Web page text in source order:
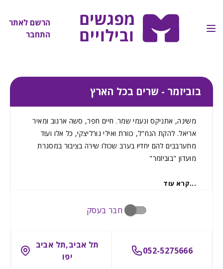
הרשם לאתר
התחבר
בוביזמר - שרים בכל הארץ
משינה, אתניקס ונעמי שמר. חיים חפר, סשה ארגוב ומאיר
אריאל. להקת הנח"ל, כוורת ואילי גורליצקי, כל אלו ועוד
מתערבבים להם יחדיו בערב שכולו שירה בציבור במסגרת
מועדון "בוביזמר"
...קרא עוד
חבר בעסק
052-5275666
תל אביב,תל אביב
יפו